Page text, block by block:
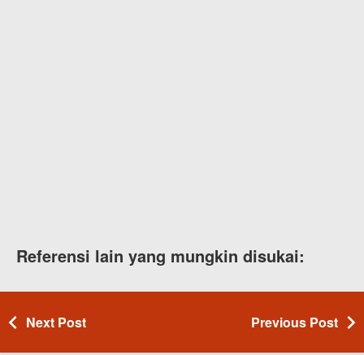
Referensi lain yang mungkin disukai:
Next Post Previous Post